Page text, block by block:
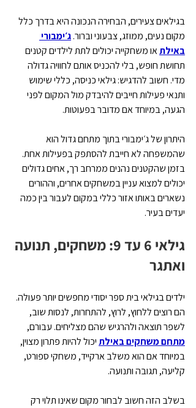
בגילאים צעירים, הבחירה הנכונה היא בדרך כלל
מקום נעים, ממוזג, צבעוני וברור. ג׳ימבורי
באילת או משחקייה יכולים לתת לילדים קטנים
תחושת חופש, בלי להכניס אותם לחוויה גדולה
מדי. חשוב להדגיש: גילאי כניסה, כללי שימוש
ותנאי פעילות חייבים להיבדק מול המקום לפני
הגעה, במיוחד אם מדובר בפעוטות.
היתרון של ג׳ימבורי בתוך מתחם גדול הוא
שהמשפחה לא חייבת להסתפק בפעילות אחת.
בזמן שהקטנים נהנים ממרחב רך, אחים גדולים
יכולים למצוא עניין במשחקים אחרים, וההורים
נשארים באותו אזור כללי במקום לעבור בין כמה
יעדים בעיר.
גילאי 6 עד 9: משחקים, תנועה
ואתגר
ילדים בגילאי בית ספר יסודי מחפשים יותר פעולה.
הם רוצים ללחוץ, לרוץ, להתחרות, לנסות שוב,
לשפר תוצאה ולהרגיש שהם מצליחים. עבורם,
מתחם משחקים באילת יכול להיות פתרון מצוין,
במיוחד אם הוא משלב ארקייד, משחקי ספורט,
קליעה, תגובה ותנועה.
בשלב הזה חשוב לבחור מקום שאינו תלוי רק